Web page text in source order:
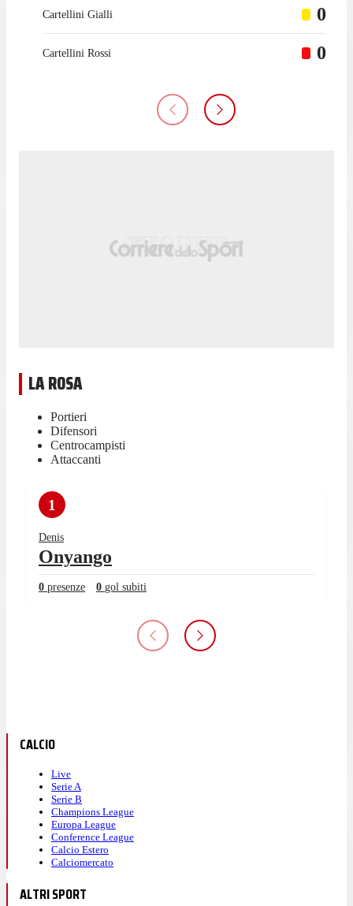
Cartellini Gialli 0
Cartellini Rossi 0
LA ROSA
Portieri
Difensori
Centrocampisti
Attaccanti
1
Denis
Onyango
0 presenze 0 gol subiti
CALCIO
Live
Serie A
Serie B
Champions League
Europa League
Conference League
Calcio Estero
Calciomercato
ALTRI SPORT